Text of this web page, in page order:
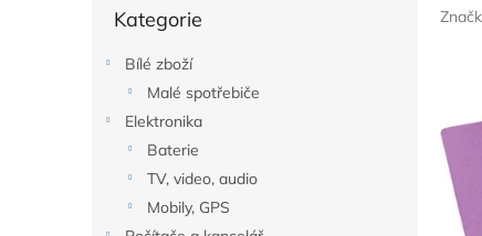
kategorie
Kategorie
Bílé zboží
Malé spotřebiče
Elektronika
Baterie
TV, video, audio
Mobily, GPS